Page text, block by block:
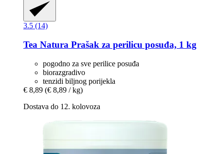
3.5 (14)
Tea Natura Prašak za perilicu posuđa, 1 kg
pogodno za sve perilice posuđa
biorazgradivo
tenzidi biljnog porijekla
€ 8,89 (€ 8,89 / kg)
Dostava do 12. kolovoza